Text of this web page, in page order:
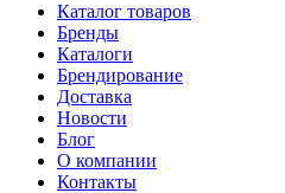
Каталог товаров
Бренды
Каталоги
Брендирование
Доставка
Новости
Блог
О компании
Контакты